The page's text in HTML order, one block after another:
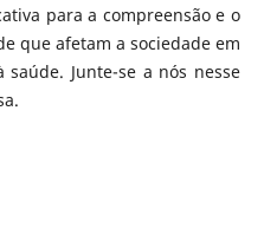
para a compreensão e o
que afetam a sociedade em
Junte-se a nós nesse